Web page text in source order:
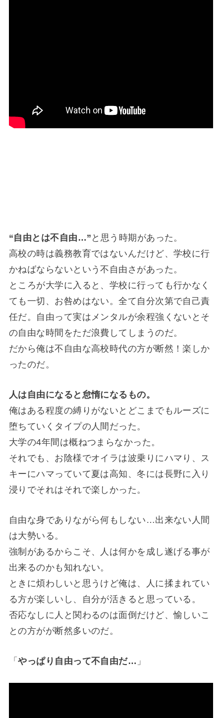
“自由とは不自由…” と思う時期があった。
高校の時は義務教育ではないんだけど、学校に行
かねばならないという不自由さがあった。
ところが大学に入ると、学校に行っても行かなく
ても一切、お咎めはない。全て自分次第で自己責
任だ。自由って実はメンタルが余程強くないとそ
の自由な時間をただ浪費してしまうのだ。
だから俺は不自由な高校時代の方が断然！楽しか
ったのだ。
人は自由になると怠惰になるもの。
俺はある程度の縛りがないとどこまでもルーズに
堕ちていくタイプの人間だった。
大学の4年間は概ねつまらなかった。
それでも、お陰様でオイラは波乗りにハマり、ス
キーにハマっていて夏は高知、冬には長野に入り
浸りでそれはそれで楽しかった。
自由な身でありながら何もしない…出来ない人間
は大勢いる。
強制があるからこそ、人は何かを成し遂げる事が
出来るのかも知れない。
ときに煩わしいと思うけど俺は、人に揉まれてい
る方が楽しいし、自分が活きると思っている。
否応なしに人と関わるのは面倒だけど、愉しいこ
との方がが断然多いのだ。
「やっぱり自由って不自由だ… 」